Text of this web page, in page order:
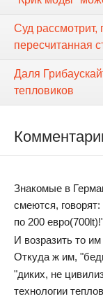
Суд рассмотрит,
пересчитанная
Даля
тепловиков
Знакомые в
смеются,
по 200
И возразить то им
Откуда ж им,
"диких, не
технологии